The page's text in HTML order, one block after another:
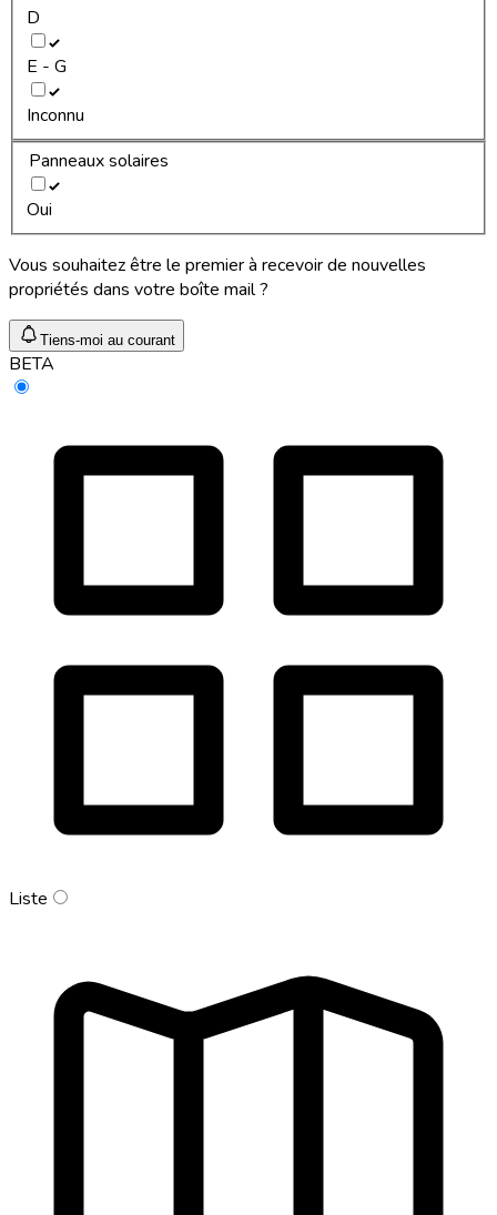
D
E - G
Inconnu
Panneaux solaires
Oui
Vous souhaitez être le premier à recevoir de nouvelles
propriétés dans votre boîte mail ?
Tiens-moi au courant
BETA
Liste